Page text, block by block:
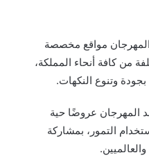
المهرجان مواقع مخصصة
من كافة أنحاء المملكة،
بجودة وتنوع النكهات.
المهرجان عروضًا حية
التمور، بمشاركة